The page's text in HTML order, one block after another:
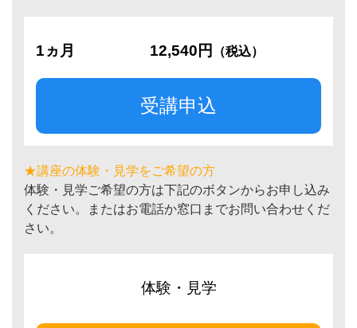
1ヵ月 12,540円 （税込）
受講申込
★講座の体験・見学をご希望の方
体験・見学ご希望の方は下記のボタンからお申し込み
ください。またはお電話か窓口までお問い合わせくだ
さい。
体験・見学